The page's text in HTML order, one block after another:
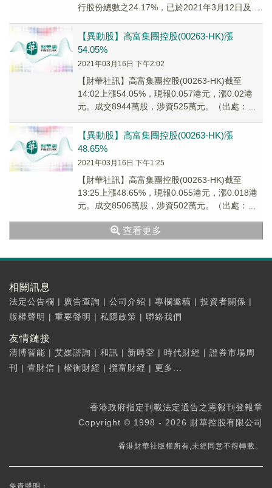
行股份總數之24.17%，已於2021年3月12日及
【異動股】高富集團控股(00263-HK)漲
54.05%
2021年03月16日 下午2:02
【財華社訊】高富集團控股(00263-HK)截至
14:02上漲54.05%，現報0.057港元，漲0.02港
元。成交8944萬股，涉資525萬元。（出處：
【異動股】高富集團控股(00263-HK)漲
48.65%
2021年03月16日 下午1:25
【財華社訊】高富集團控股(00263-HK)截至
13:25上漲48.65%，現報0.055港元，漲0.018港
元。成交8506萬股，涉資502萬元。（出處：
查看更多
相關訊息
法定公告欄 | 廣告查詢 | 公司介紹 | 專欄邀稿 | 投資者關係 |
版權聲明 | 重要聲明 | 私隱政策 | 聯絡我們
友情鏈接
清博智能 | 艾媒諮詢 | 和訊 | 新時空 | 時代財經 | 證券市場周
刊
| 壹財信 | 權衡財經 | 攬富財經 | 更多...
香港政府指定刊載法定通告之憲報刊登報章
Copyright © 1998 - 2026 財華控股有限公司
香港財華社版權所有,未經同意不得轉載。